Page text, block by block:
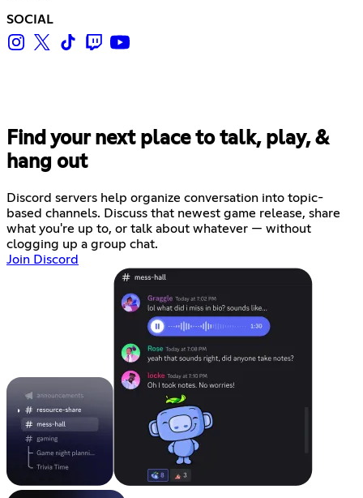
SOCIAL
Find your next place to talk, play, &
hang out
Discord servers help organize conversation into topic-
based channels. Discuss that newest game release, share
what you're up to, or talk about whatever — without
clogging up a group chat.
Join Discord